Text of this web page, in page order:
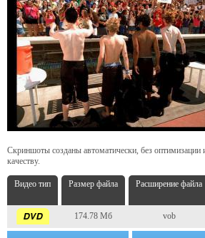
Скриншоты созданы автоматически, без оптимизации
качеству.
Видео тип Размер файла Расширение файла
174.78 Мб vob